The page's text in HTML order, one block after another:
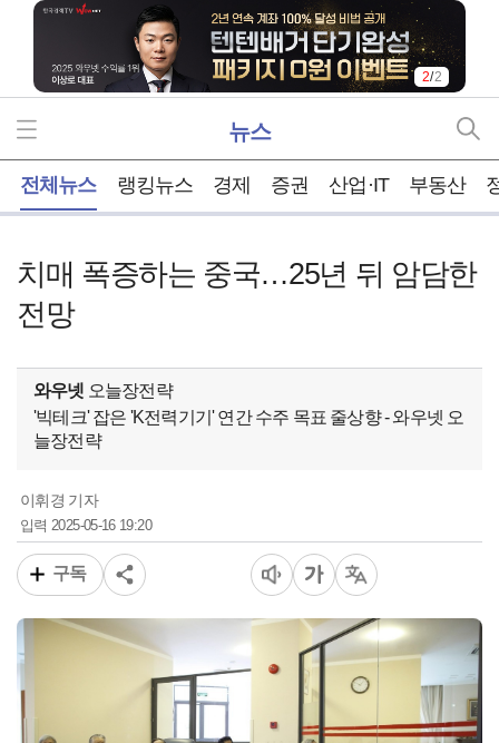
2/2
뉴스
전체뉴스 랭킹뉴스 경제 증권 산업·IT 부동산
치매 폭증하는 중국…25년 뒤 암담한
전망
와우넷 오늘장전략
'빅테크' 잡은 'K전력기기' 연간 수주 목표 줄상향 - 와우넷 오
늘장전략
이휘경 기자
입력 2025-05-16 19:20
구독